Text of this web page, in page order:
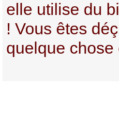
elle utilise du
! Vous êtes
quelque chose